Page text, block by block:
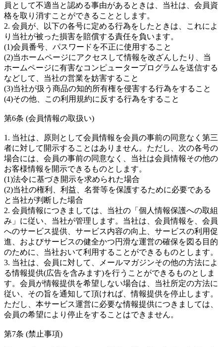
員として不適当と認める事由があるときは、当社は、会員資
格を取り消すことができることとします。
2. 会員が、以下の各号に定める行為をしたときは、これによ
り当社が被った損害を賠償する責任を負います。
(1)会員番号、パスワードを不正に使用すること
(2)当ホームページにアクセスして情報を改ざんしたり、当
ホームページに有害なコンピュータープログラムを送信する
などして、当社の営業を妨害すること
(3)当社が扱う商品の知的所有権を侵害する行為をすること
(4)その他、この利用規約に反する行為をすること
第6条 (会員情報の取扱い)
1. 当社は、原則として会員情報を会員の事前の同意なく第三
者に対して開示することはありません。ただし、次の各号の
場合には、会員の事前の同意なく、当社は会員情報その他の
お客様情報を開示できるものとします。
(1)法令に基づき開示を求められた場合
(2)当社の権利、利益、名誉等を保護するために必要である
と当社が判断した場合
2. 会員情報につきましては、当社の「個人情報保護への取組
み」に従い、当社が管理します。当社は、会員情報を、会員
へのサービス提供、サービス内容の向上、サービスの利用促
進、およびサービスの健全かつ円滑な運営の確保を図る目的
のために、当社おいて利用することができるものとします。
3. 当社は、会員に対して、メールマガジンその他の方法によ
る情報提供(広告を含みます)を行うことができるものとしま
す。会員が情報提供を希望しない場合は、当社所定の方法に
従い、その旨を通知して頂ければ、情報提供を停止します。
ただし、本サービス運営に必要な情報提供につきましては、
会員の希望により停止をすることはできません。
第7条 (禁止事項)